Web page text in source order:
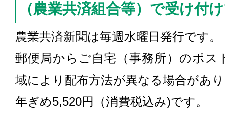
（農業共済組合等）で受け付
農業共済新聞は毎週水曜日発行です。
郵便局からご自宅（事務所）のポス
域により配布方法が異なる場合があ
年ぎめ5,520円（消費税込み)です。